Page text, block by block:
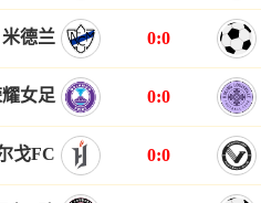
米德兰 0:0
女足 0:0
戈FC 0:0